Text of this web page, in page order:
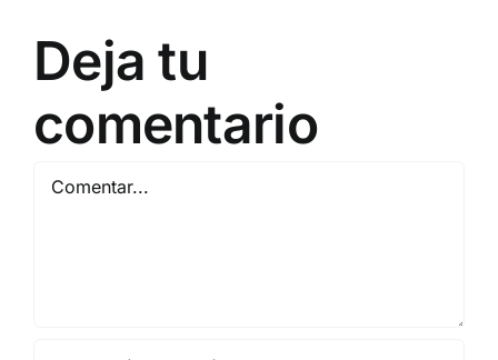
Deja tu
comentario